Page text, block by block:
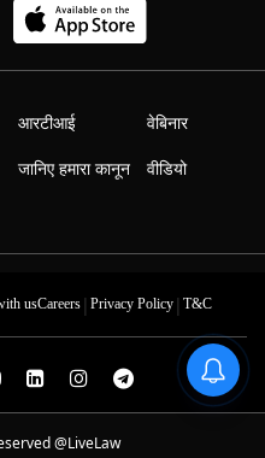
आरटीआई
जानिए हमारा कानून
वेबिनार
वीडियो
usCareers| Privacy Policy| T&C
@LiveLaw